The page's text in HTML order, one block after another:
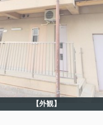
【外観】